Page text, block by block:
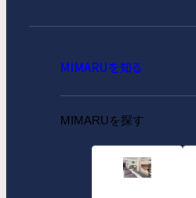
MIMARUを知る
MIMARUを探す